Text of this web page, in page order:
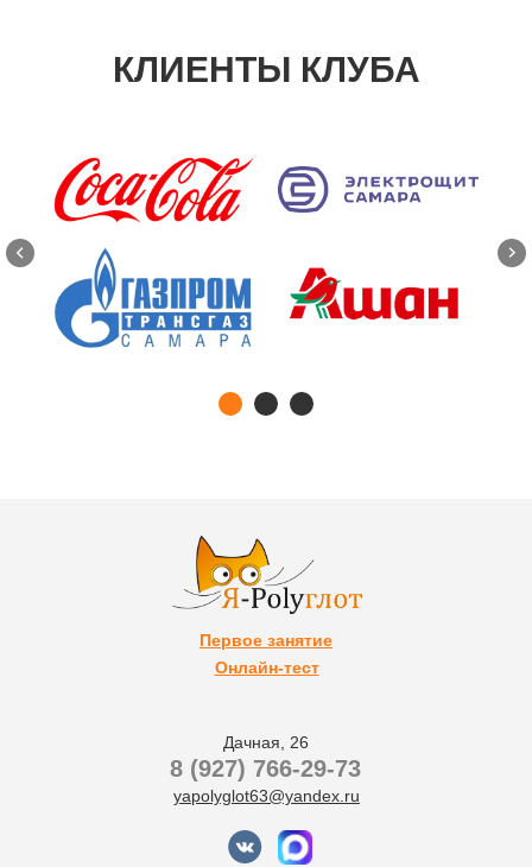
КЛИЕНТЫ КЛУБА
8 (927) 766-29-73
Первое занятие
Дачная, 26
Онлайн-тест
yapolyglot63@yandex.ru